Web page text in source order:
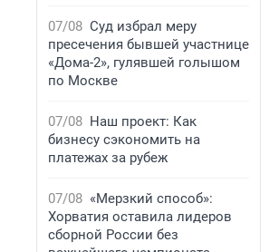
07/08 Суд избрал меру
пресечения бывшей участнице
«Дома-2», гулявшей голышом
по Москве
07/08 Наш проект: Как
бизнесу сэкономить на
платежах за рубеж
07/08 «Мерзкий способ»:
Хорватия оставила лидеров
сборной России без